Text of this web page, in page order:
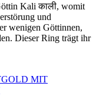
Kali काली, womit
und
wenigen Göttinnen,
Dieser Ring trägt ihr
MIT